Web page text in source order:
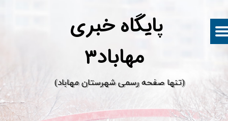
پایگاه خبری
​(تنها صفحه رسمی شهرستان مهاباد)